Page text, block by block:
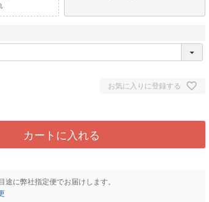
お気に入りに登録する
カートに入れる
に弊社指定便でお届けします。